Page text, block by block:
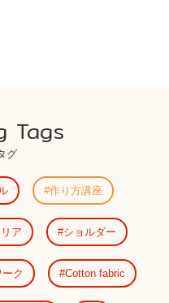
Tags
グ
作り方講座
ア ショルダー
ク Cotton fabric